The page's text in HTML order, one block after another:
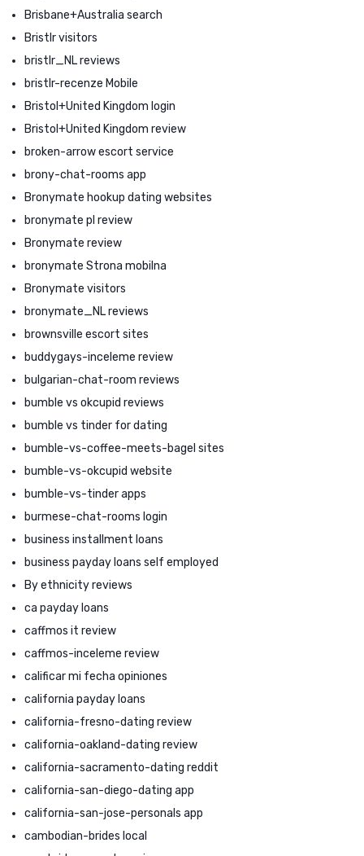
Brisbane+Australia search
Bristlr visitors
bristlr_NL reviews
bristlr-recenze Mobile
Bristol+United Kingdom login
Bristol+United Kingdom review
broken-arrow escort service
brony-chat-rooms app
Bronymate hookup dating websites
bronymate pl review
Bronymate review
bronymate Strona mobilna
Bronymate visitors
bronymate_NL reviews
brownsville escort sites
buddygays-inceleme review
bulgarian-chat-room reviews
bumble vs okcupid reviews
bumble vs tinder for dating
bumble-vs-coffee-meets-bagel sites
bumble-vs-okcupid website
bumble-vs-tinder apps
burmese-chat-rooms login
business installment loans
business payday loans self employed
By ethnicity reviews
ca payday loans
caffmos it review
caffmos-inceleme review
calificar mi fecha opiniones
california payday loans
california-fresno-dating review
california-oakland-dating review
california-sacramento-dating reddit
california-san-diego-dating app
california-san-jose-personals app
cambodian-brides local